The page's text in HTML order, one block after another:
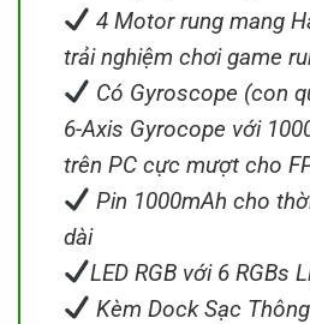
4 Motor rung mang
trải nghiệm chơi game
Có Gyroscope (con
6-Axis Gyrocope với
trên PC cực mượt cho
Pin 1000mAh cho
dài
LED RGB với 6 RGBs
Kèm Dock Sạc